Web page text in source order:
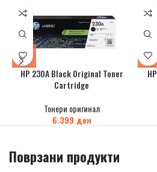
HP 230A Black Original Toner
Cartridge
Тонери оригинал
6.399 ден
Поврзани продукти